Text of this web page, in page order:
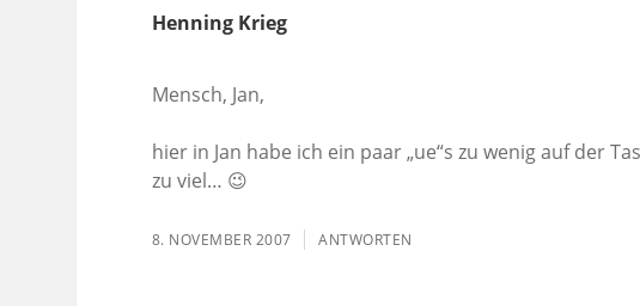
Henning Krieg
Mensch, Jan,
hier in Jan habe ich ein paar „ue“s zu wenig auf der
zu viel… 😉
8. NOVEMBER 2007 ANTWORTEN